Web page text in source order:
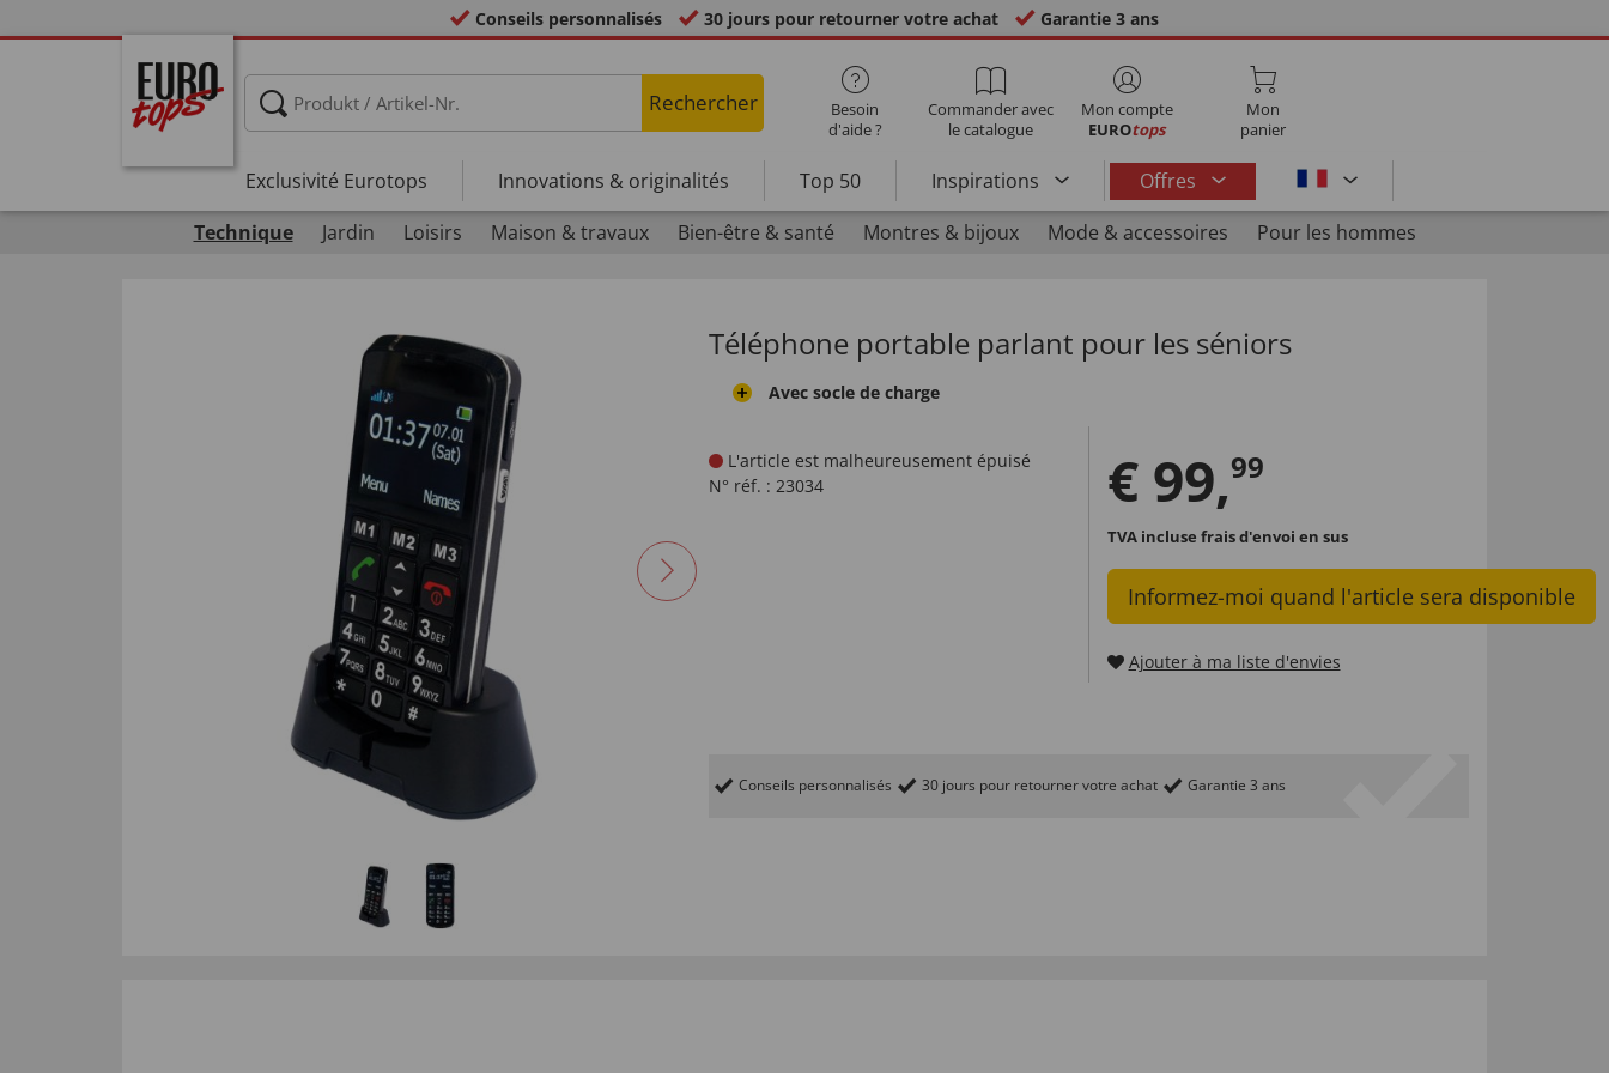
Conseils personnalisés 30 jours pour retourner votre achat Garantie 3 ans
Rechercher
Besoin
d'aide ?
Commander avec
le catalogue
Mon compte
EUROtops
Mon
panier
Exclusivité Eurotops Innovations & originalités Top 50 Inspirations
Offres
Technique
Jardin Loisirs Maison & travaux Bien-être & santé Montres & bijoux Mode & accessoires Pour les hommes
Téléphone portable parlant pour les séniors
Avec socle de charge
L'article est malheureusement épuisé
N° réf. : 23034 € 99,99
TVA incluse frais d'envoi en sus
Informez-moi quand l'article sera disponible
Ajouter à ma liste d'envies
Conseils personnalisés 30 jours pour retourner votre achat Garantie 3 ans